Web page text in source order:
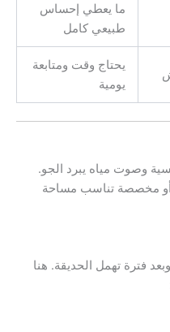
ما يعطي إحساس
طبيعي كامل
يحتاج وقت ومتابعة
يومية
وصوت مياه يبرد الجو.
أو مخصصة تناسب مساحة
فترة تهمل الحديقة. هنا